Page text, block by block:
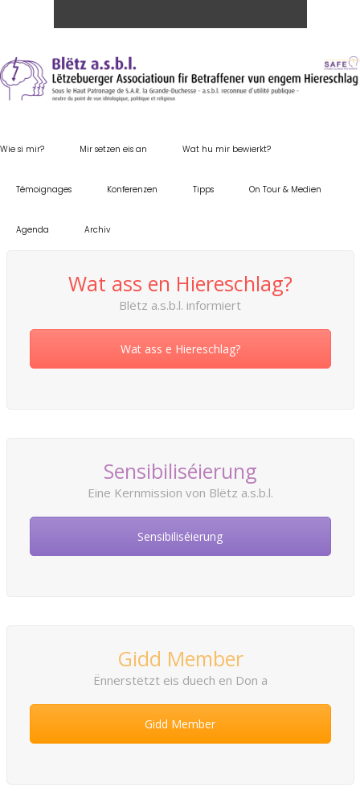
Wie si mir? Mir setzen eis an Wat hu mir bewierkt?
Témoignages Konferenzen Tipps On Tour & Medien
Agenda Archiv
Wat ass en Hiereschlag?
Blëtz a.s.b.l. informiert
Wat ass e Hiereschlag?
Sensibiliséierung
Eine Kernmission von Blëtz a.s.b.l.
Sensibiliséierung
Gidd Member
Ënnerstëtzt eis duech en Don a
Gidd Member